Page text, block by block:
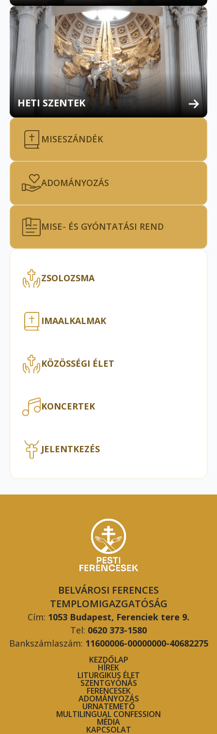
HETI SZENTEK
MISESZÁNDÉK
ADOMÁNYOZÁS
MISE- ÉS GYÓNTATÁSI REND
ZSOLOZSMA
IMAALKALMAK
KÖZÖSSÉGI ÉLET
KONCERTEK
JELENTKEZÉS
BELVÁROSI FERENCES
TEMPLOMIGAZGATÓSÁG
Cím: 1053 Budapest, Ferenciek tere 9.
Tel: 0620 373-1580
Bankszámlaszám: 11600006-00000000-40682275
KEZDŐLAP
HÍREK
LITURGIKUS ÉLET
SZENTGYÓNÁS
FERENCESEK
ADOMÁNYOZÁS
URNATEMETŐ
MULTILINGUAL CONFESSION
MÉDIA
KAPCSOLAT